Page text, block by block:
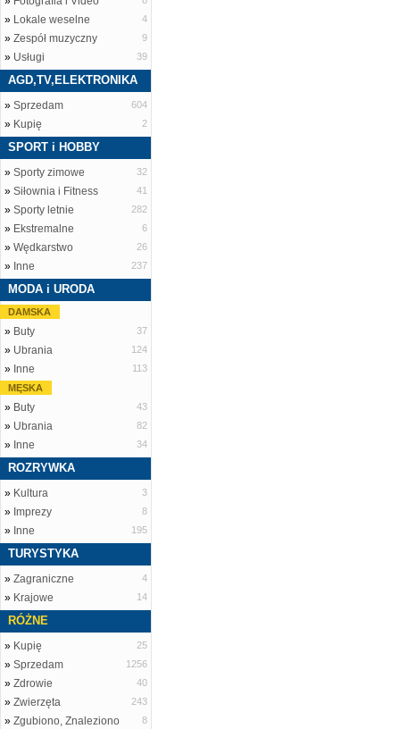
» Lokale weselne 4
» Zespół muzyczny 9
» Usługi 39
AGD,TV,ELEKTRONIKA
» Sprzedam 604
» Kupię 2
SPORT i HOBBY
» Sporty zimowe 32
» Siłownia i Fitness 41
» Sporty letnie 282
» Ekstremalne 6
» Wędkarstwo 26
» Inne 237
MODA i URODA
DAMSKA
» Buty 37
» Ubrania 124
» Inne
113
MĘSKA
» Buty 43
» Ubrania 82
» Inne 34
ROZRYWKA
» Kultura 3
» Imprezy 8
» Inne 195
TURYSTYKA
» Zagraniczne 4
» Krajowe 14
RÓŻNE
» Kupię 25
» Sprzedam 1256
» Zdrowie 40
» Zwierzęta 243
» Zgubiono, Znaleziono 8